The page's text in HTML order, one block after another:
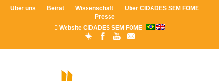
Über uns Beirat Wissenschaft
Über CIDADES SEM FOME
Presse
Website CIDADES SEM FOME